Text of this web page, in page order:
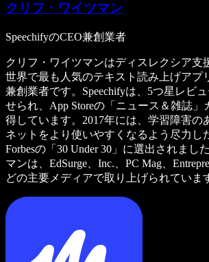
クリフ・ワイツマン
SpeechifyのCEO兼創業者
クリフ・ワイツマンはディスレクシア支
世界で最も人気のテキスト読み上げアプ
兼創業者です。Speechifyは、5つ星レビ
せられ、App Storeの「ニュース＆雑誌」
得しています。2017年には、学習障害の
ネットをより使いやすくなるよう尽力し
Forbesの「30 Under 30」に選出されまし
マンは、EdSurge、Inc.、PC Mag、
どの主要メディアで取り上げられていま